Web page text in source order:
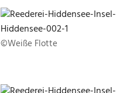
©Weiße Flotte